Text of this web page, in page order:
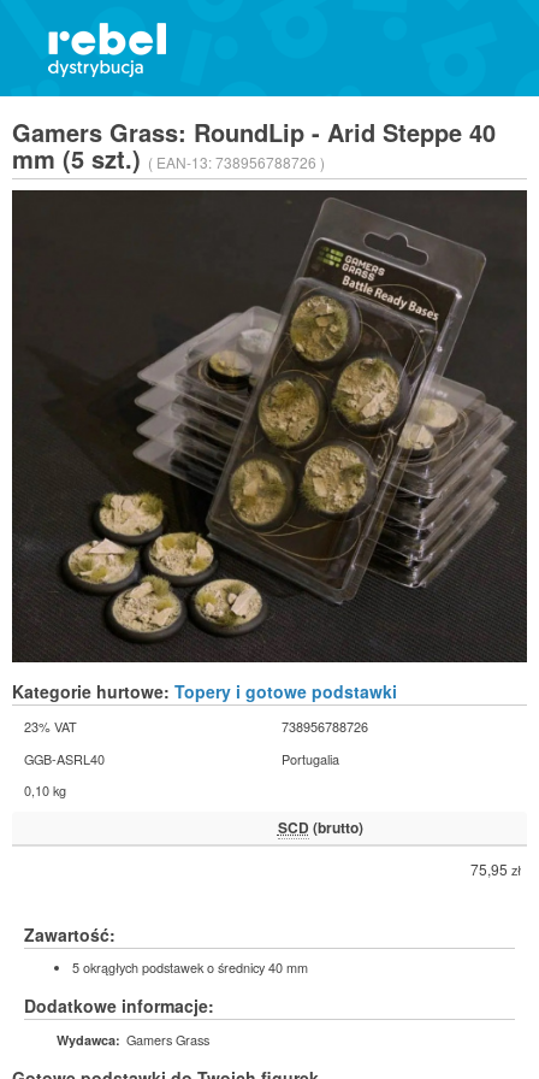
Gamers Grass: RoundLip - Arid Steppe 40
mm (5 szt.) ( EAN-13:738956788726 )
Kategorie hurtowe: Topery i gotowe podstawki
23% VAT
738956788726
GGB-ASRL40
Portugalia
0,10 kg
SCD (brutto)
75,95 zł
Zawartość:
5 okrągłych podstawek o średnicy 40 mm
Dodatkowe informacje:
Wydawca: Gamers Grass